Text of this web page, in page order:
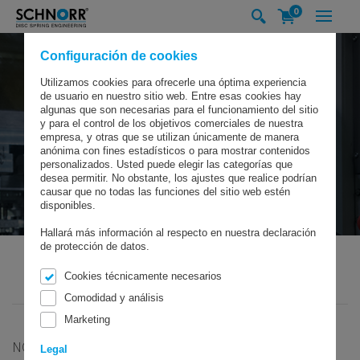
Configuración de cookies
Utilizamos cookies para ofrecerle una óptima experiencia
de usuario en nuestro sitio web. Entre esas cookies hay
algunas que son necesarias para el funcionamiento del sitio
y para el control de los objetivos comerciales de nuestra
empresa, y otras que se utilizan únicamente de manera
anónima con fines estadísticos o para mostrar contenidos
personalizados. Usted puede elegir las categorías que
desea permitir. No obstante, los ajustes que realice podrían
causar que no todas las funciones del sitio web estén
disponibles.
Hallará más información al respecto en nuestra declaración
de protección de datos.
Cookies técnicamente necesarios
Comodidad y análisis
Marketing
Legal
0
NOSOTROS SOMOS SU ESPECIALISTA